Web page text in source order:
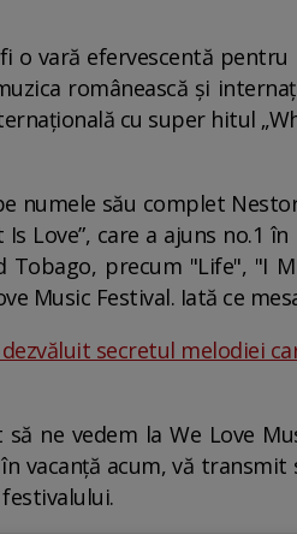
o vară efervescentă
românească și
cu super hitul
numele său complet
Is Love”, care a ajuns
Tobago, precum "Life", "I
Music Festival. Iată ce
secretul melodiei
să ne vedem la We Love
vacanță acum, vă